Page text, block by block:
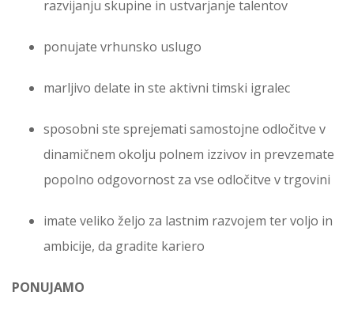
razvijanju skupine in ustvarjanje talentov
ponujate vrhunsko uslugo
marljivo delate in ste aktivni timski igralec
sposobni ste sprejemati samostojne odločitve v
dinamičnem okolju polnem izzivov in prevzemate
popolno odgovornost za vse odločitve v trgovini
imate veliko željo za lastnim razvojem ter voljo in
ambicije, da gradite kariero
PONUJAMO